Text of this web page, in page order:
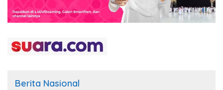
Berita Nasional